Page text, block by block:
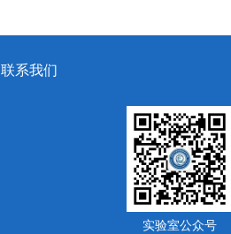
联系我们
实验室公众号